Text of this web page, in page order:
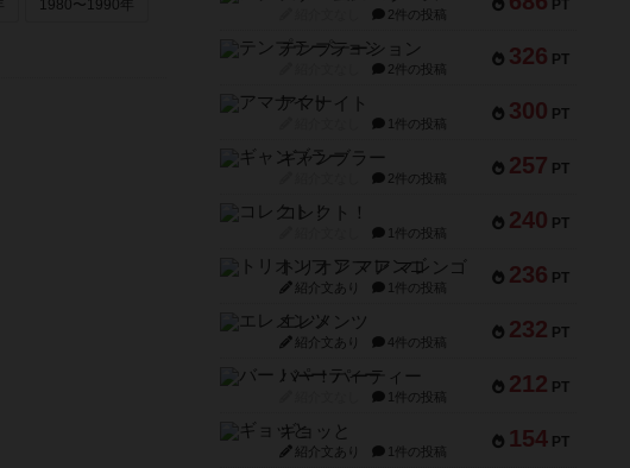
1980〜1990年 PT
2件の投稿
326 PT
テンプテーション
2件の投稿
300 PT
アマナイト
1件の投稿
257 PT
ギャンブラー
2件の投稿
240 PT
コレクト！
1件の投稿
236 PT
トリオンフ ア マレンゴ
紹介文あり 1件の投稿
232 PT
エレメンツ
紹介文あり 4件の投稿
212 PT
バー！パーティー
1件の投稿
154 PT
ギョッと
紹介文あり 1件の投稿